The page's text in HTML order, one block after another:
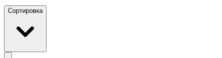
Сортировка